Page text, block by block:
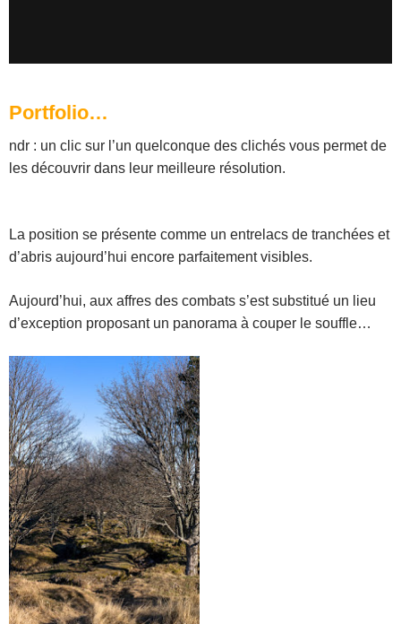
Portfolio…
ndr : un clic sur l’un quelconque des clichés vous permet de
les découvrir dans leur meilleure résolution.
La position se présente comme un entrelacs de tranchées et
d’abris aujourd’hui encore parfaitement visibles.
Aujourd’hui, aux affres des combats s’est substitué un lieu
d’exception proposant un panorama à couper le souffle…